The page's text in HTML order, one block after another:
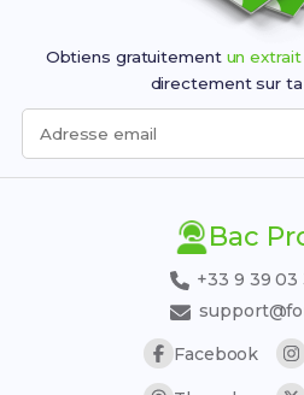
Obtiens gratuitement un
directement sur
Adresse email
Bac
+33 9 39 03
Facebook